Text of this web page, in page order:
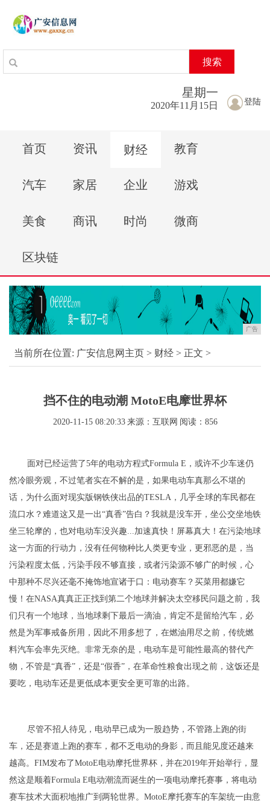
搜索
登陆
星期一
2020年11月15日
首页 资讯 财经 教育
汽车 家居 企业 游戏
美食 商讯 时尚 微商
区块链
广告
当前所在位置: 广安信息网主页 > 财经 > 正文 >
挡不住的电动潮 MotoE电摩世界杯
2020-11-15 08:20:33 来源：互联网 阅读：856
面对已经运营了5年的电动方程式Formula E，或许不少车迷仍
然冷眼旁观，不过笔者实在不解的是，如果电动车真那么不堪的
话，为什么面对现实版钢铁侠出品的TESLA，几乎全球的车民都在
流口水？难道这又是一出“真香”告白？我就是没车开，坐公交坐地铁
坐三轮摩的，也对电动车没兴趣...加速真快！屏幕真大！在污染地球
这一方面的行动力，没有任何物种比人类更专业，更邪恶的是，当
污染程度太低，污染手段不够直接，或者污染源不够广的时候，心
中那种不尽兴还毫不掩饰地宣诸于口：电动赛车？买菜用都嫌它
慢！在NASA真真正正找到第二个地球并解决太空移民问题之前，我
们只有一个地球，当地球剩下最后一滴油，肯定不是留给汽车，必
然是为军事戒备所用，因此不用多想了，在燃油用尽之前，传统燃
料汽车会率先灭绝。非常无奈的是，电动车是可能性最高的替代产
物，不管是“真香”，还是“假香”，在革命性粮食出现之前，这饭还是
要吃，电动车还是更低成本更安全更可靠的出路。
尽管不招人待见，电动早已成为一股趋势，不管路上跑的街
车，还是赛道上跑的赛车，都不乏电动的身影，而且能见度还越来
越高。FIM发布了MotoE电动摩托世界杯，并在2019年开始举行，显
然这是顺着Formula E电动潮流而诞生的一项电动摩托赛事，将电动
赛车技术大面积地推广到两轮世界。MotoE摩托赛车的车架统一由意